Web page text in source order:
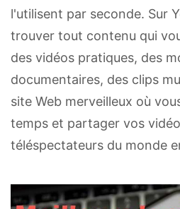
l'utilisent par seconde. Sur
trouver tout contenu qui
des vidéos pratiques, des
documentaires, des clips
site Web merveilleux où
temps et partager vos
téléspectateurs du monde